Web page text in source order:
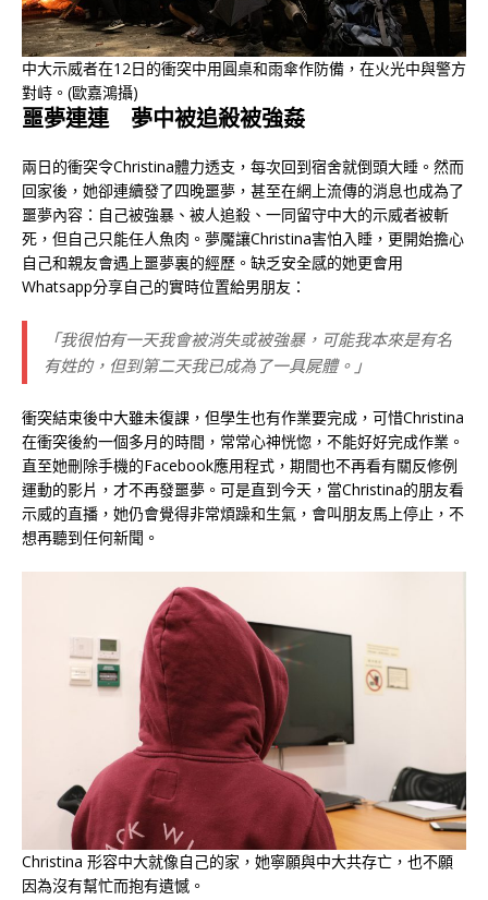
中大示威者在12日的衝突中用圓桌和雨傘作防備，在火光中與警方
對峙。(歐嘉鴻攝)
噩夢連連 夢中被追殺被強姦
兩日的衝突令Christina體力透支，每次回到宿舍就倒頭大睡。然而
回家後，她卻連續發了四晚噩夢，甚至在網上流傳的消息也成為了
噩夢內容：自己被強暴、被人追殺、一同留守中大的示威者被斬
死，但自己只能任人魚肉。夢魘讓Christina害怕入睡，更開始擔心
自己和親友會遇上噩夢裏的經歷。缺乏安全感的她更會用
Whatsapp分享自己的實時位置給男朋友：
「我很怕有一天我會被消失或被強暴，可能我本來是有名
有姓的，但到第二天我已成為了一具屍體。」
衝突結束後中大雖未復課，但學生也有作業要完成，可惜Christina
在衝突後約一個多月的時間，常常心神恍惚，不能好好完成作業。
直至她刪除手機的Facebook應用程式，期間也不再看有關反修例
運動的影片，才不再發噩夢。可是直到今天，當Christina的朋友看
示威的直播，她仍會覺得非常煩躁和生氣，會叫朋友馬上停止，不
想再聽到任何新聞。
Christina 形容中大就像自己的家，她寧願與中大共存亡，也不願
因為沒有幫忙而抱有遺憾。